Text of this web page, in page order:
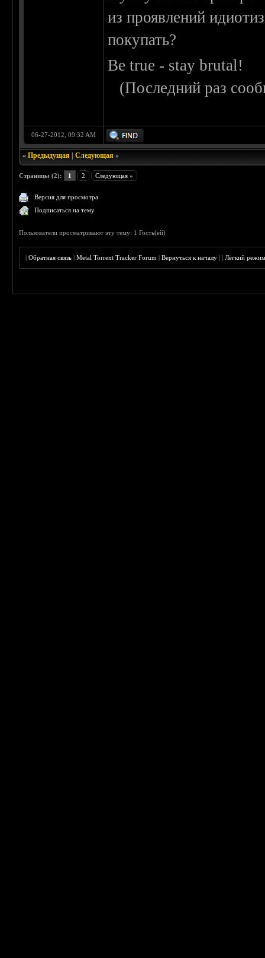
из проявлений
покупать?
Be true - stay brutal!
(Последний раз
06-27-2012, 09:32 AM
«Предыдущая |Следующая »
Страницы (2): 1 2 Следующая »
Версия для просмотра
Подписаться на тему
Пользователи просматривают эту тему: 1 Гость(ей)
|Обратная связь |Metal Torrent Tracker Forum |Вернуться к началу ||Лёгкий